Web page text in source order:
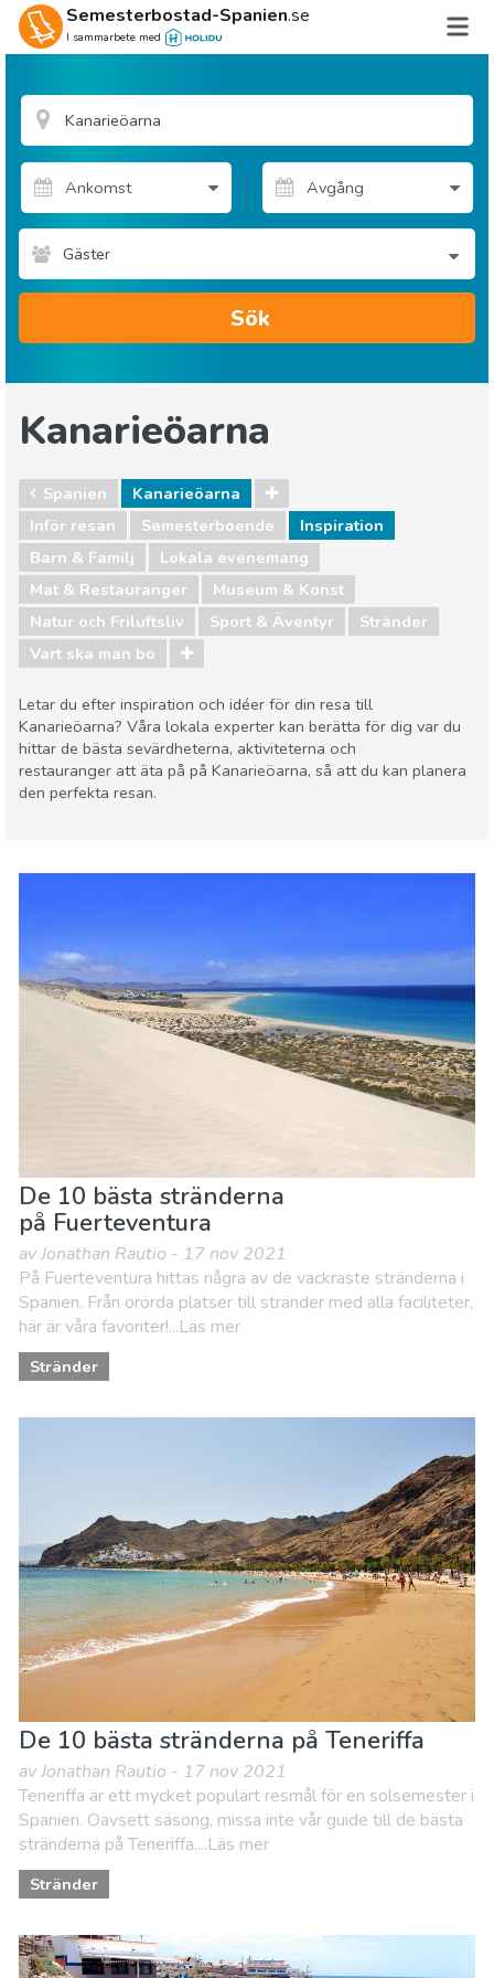
Semesterbostad-Spanien.se
I sammarbete med
Gäster
Sök
Kanarieöarna
Spanien
Kanarieöarna
Inför resan
Semesterboende
Inspiration
Barn & Familj
Lokala evenemang
Mat & Restauranger
Museum & Konst
Natur och Friluftsliv
Sport & Äventyr
Stränder
Vart ska man bo
Letar du efter inspiration och idéer för din resa till
Kanarieöarna? Våra lokala experter kan berätta för dig var du
hittar de bästa sevärdheterna, aktiviteterna och
restauranger att äta på på Kanarieöarna, så att du kan planera
den perfekta resan.
Natur och Friluftsliv
Sport & Äventyr
Stränder
Vart ska man bo
De 10 bästa stränderna
på Fuerteventura
av Jonathan Rautio - 17 nov 2021
På Fuerteventura hittas några av de vackraste stränderna i
Spanien. Från orörda platser till stränder med alla faciliteter,
här är våra favoriter!...Läs mer
Stränder
De 10 bästa stränderna på Teneriffa
av Jonathan Rautio - 17 nov 2021
Teneriffa är ett mycket populärt resmål för en solsemester i
Spanien. Oavsett säsong, missa inte vår guide till de bästa
stränderna på Teneriffa....Läs mer
Stränder